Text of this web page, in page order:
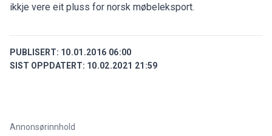
ikkje vere eit pluss for norsk møbeleksport.
PUBLISERT: 10.01.2016 06:00
SIST OPPDATERT: 10.02.2021 21:59
Annonsørinnhold